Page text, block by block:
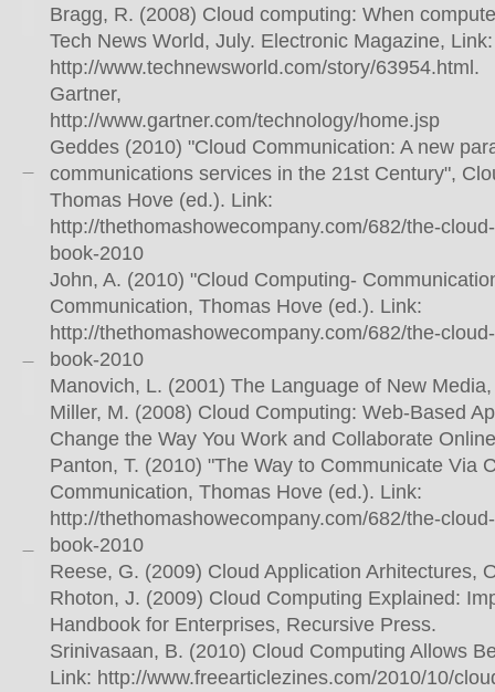
Bragg, R. (2008) Cloud computing: When
Tech News World, July. Electronic Magazine, Link:
http://www.technewsworld.com/story/63954.html.
Gartner,
http://www.gartner.com/technology/home.jsp
Geddes (2010) "Cloud Communication: A new
communications services in the 21st Century",
Thomas Hove (ed.). Link:
http://thethomashowecompany.com/682/the-
book-2010
John, A. (2010) "Cloud Computing-
Communication, Thomas Hove (ed.). Link:
http://thethomashowecompany.com/682/the-
book-2010
Manovich, L. (2001) The Language of New
Miller, M. (2008) Cloud Computing: Web-Based
Change the Way You Work and Collaborate
Panton, T. (2010) "The Way to Communicate Via
Communication, Thomas Hove (ed.). Link:
http://thethomashowecompany.com/682/the-
book-2010
Reese, G. (2009) Cloud Application Arhitectures,
Rhoton, J. (2009) Cloud Computing Explained:
Handbook for Enterprises, Recursive Press.
Srinivasaan, B. (2010) Cloud Computing Allows
Link: http://www.freearticlezines.com/2010/10/